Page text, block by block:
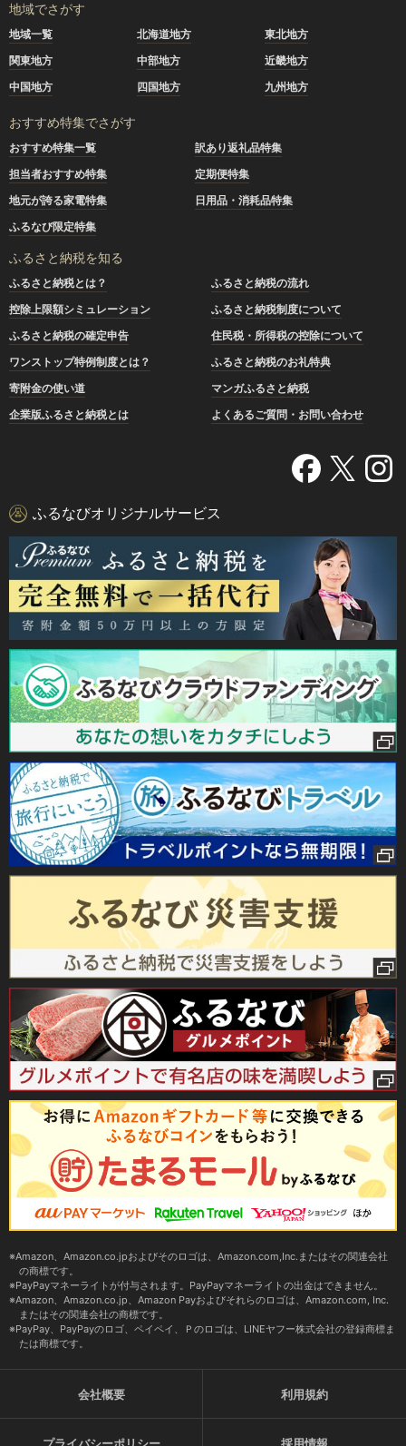
地域でさがす
地域一覧 北海道地方
東北地方
関東地方
中部地方
近畿地方
中国地方
四国地方 九州地方
おすすめ特集でさがす
おすすめ特集一覧
訳あり返礼品特集
担当者おすすめ特集
定期便特集
地元が誇る家電特集
日用品・消耗品特集
ふるなび限定特集
ふるさと納税を知る
ふるさと納税とは？
ふるさと納税の流れ
控除上限額シミュレーション
ふるさと納税制度について
ふるさと納税の確定申告
住民税・所得税の控除について
ワンストップ特例制度とは？
ふるさと納税のお礼特典
寄附金の使い道
マンガふるさと納税
企業版ふるさと納税とは
よくあるご質問・お問い合わせ
ふるなびオリジナルサービス
Amazon、Amazon.co.jpおよびそのロゴは、Amazon.com,Inc.またはその関連会社
の商標です。
PayPayマネーライトが付与されます。PayPayマネーライトの出金はできません。
Amazon、Amazon.co.jp、Amazon Payおよびそれらのロゴは、Amazon.com, Inc.
またはその関連会社の商標です。
PayPay、PayPayのロゴ、ペイペイ、Ｐのロゴは、LINEヤフー株式会社の登録商標ま
たは商標です。
会社概要 利用規約
プライバシーポリシー 採用情報